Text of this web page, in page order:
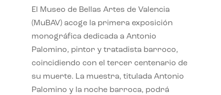
El Museo de Bellas Artes de Valencia
(MuBAV) acoge la primera exposición
monográfica dedicada a Antonio
Palomino, pintor y tratadista barroco,
coincidiendo con el tercer centenario de
su muerte. La muestra, titulada Antonio
Palomino y la noche barroca, podrá